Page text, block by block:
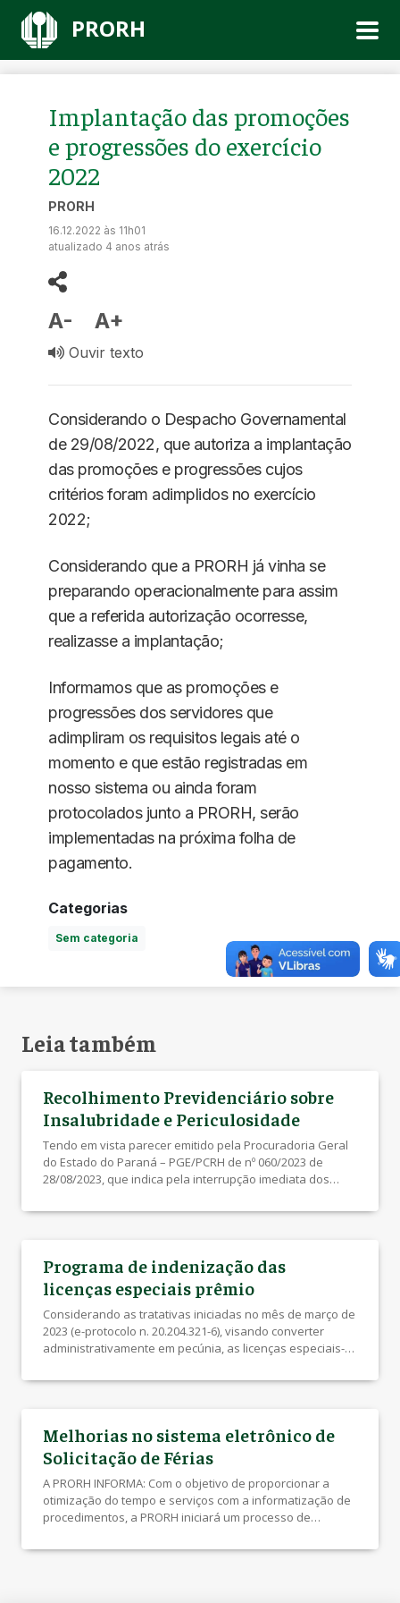
PRORH
Implantação das promoções
e progressões do exercício
2022
PRORH
16.12.2022 às 11h01
atualizado 4 anos atrás
A- A+
Ouvir texto
Considerando o Despacho Governamental
de 29/08/2022, que autoriza a implantação
das promoções e progressões cujos
critérios foram adimplidos no exercício
2022;
Considerando que a PRORH já vinha se
preparando operacionalmente para assim
que a referida autorização ocorresse,
realizasse a implantação;
Informamos que as promoções e
progressões dos servidores que
adimpliram os requisitos legais até o
momento e que estão registradas em
nosso sistema ou ainda foram
protocolados junto a PRORH, serão
implementadas na próxima folha de
pagamento.
Categorias
Sem categoria
Leia também
Recolhimento Previdenciário sobre
Insalubridade e Periculosidade
Tendo em vista parecer emitido pela Procuradoria Geral
do Estado do Paraná – PGE/PCRH de nº 060/2023 de
28/08/2023, que indica pela interrupção imediata dos
de Insalubridade e Periculosidade, em conformidade ao
da […]
Programa de indenização das
licenças especiais prêmio
Considerando as tratativas iniciadas no mês de março de
2023 (e-protocolo n. 20.204.321-6), visando converter
administrativamente em pecúnia, as licenças especiais-
e não prescritas, conforme as possibilidades dispostas
no artigo 6º […]
Melhorias no sistema eletrônico de
Solicitação de Férias
A PRORH INFORMA: Com o objetivo de proporcionar a
otimização do tempo e serviços com a informatização de
procedimentos, a PRORH iniciará um processo de
solicitação de férias, nos próximos dias/meses.